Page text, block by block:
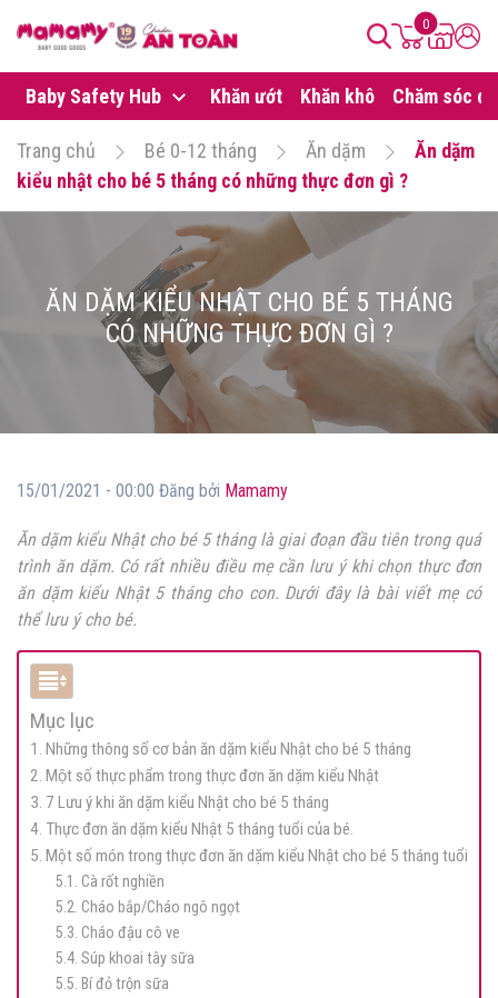
0
Baby Safety Hub Khăn ướt Khăn khô Chăm sóc da
Trang chủ Bé 0-12 tháng Ăn dặm
Ăn dặm
kiểu nhật cho bé 5 tháng có những thực đơn gì ?
ĂN DẶM KIỂU NHẬT CHO BÉ 5 THÁNG
CÓ NHỮNG THỰC ĐƠN GÌ ?
15/01/2021 - 00:00 Đăng bởi Mamamy
Ăn dặm kiểu Nhật cho bé 5 tháng là giai đoạn đầu tiên trong quá
trình ăn dặm. Có rất nhiều điều mẹ cần lưu ý khi chọn thực đơn
ăn dặm kiểu Nhật 5 tháng cho con. Dưới đây là bài viết mẹ có
thể lưu ý cho bé.
Mục lục
1. Những thông số cơ bản ăn dặm kiểu Nhật cho bé 5 tháng
2. Một số thực phẩm trong thực đơn ăn dặm kiểu Nhật
3. 7 Lưu ý khi ăn dặm kiểu Nhật cho bé 5 tháng
4. Thực đơn ăn dặm kiểu Nhật 5 tháng tuổi của bé.
5. Một số món trong thực đơn ăn dặm kiểu Nhật cho bé 5 tháng tuổi
5.1. Cà rốt nghiền
5.2. Cháo bắp/Cháo ngô ngọt
5.3. Cháo đậu cô ve
5.4. Súp khoai tây sữa
5.5. Bí đỏ trộn sữa